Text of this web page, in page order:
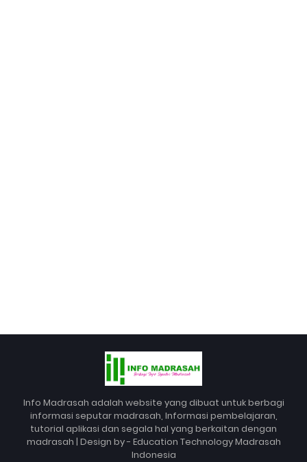
Info Madrasah adalah website yang dibuat untuk berbagi
informasi seputar madrasah, Informasi pembelajaran,
tutorial aplikasi dan segala hal yang berkaitan dengan
madrasah | Design by - Education Technology Madrasah
Indonesia